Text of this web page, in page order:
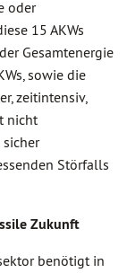
oder
15 AKWs
Gesamtenergie
sowie die
zeitintensiv,
nicht
Störfalls
Zukunft
benötigt in